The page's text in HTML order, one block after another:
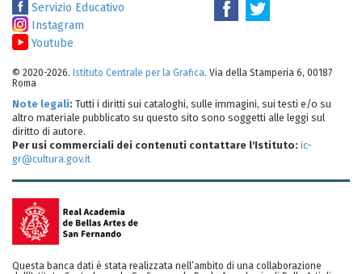
Servizio Educativo
Instagram
Youtube
© 2020-2026. Istituto Centrale per la Grafica. Via della Stamperia 6, 00187
Roma
Note legali: Tutti i diritti sui cataloghi, sulle immagini, sui testi e/o su
altro materiale pubblicato su questo sito sono soggetti alle leggi sul
diritto di autore.
Per usi commerciali dei contenuti contattare l'Istituto: ic-
gr@cultura.gov.it
Questa banca dati è stata realizzata nell’ambito di una collaborazione